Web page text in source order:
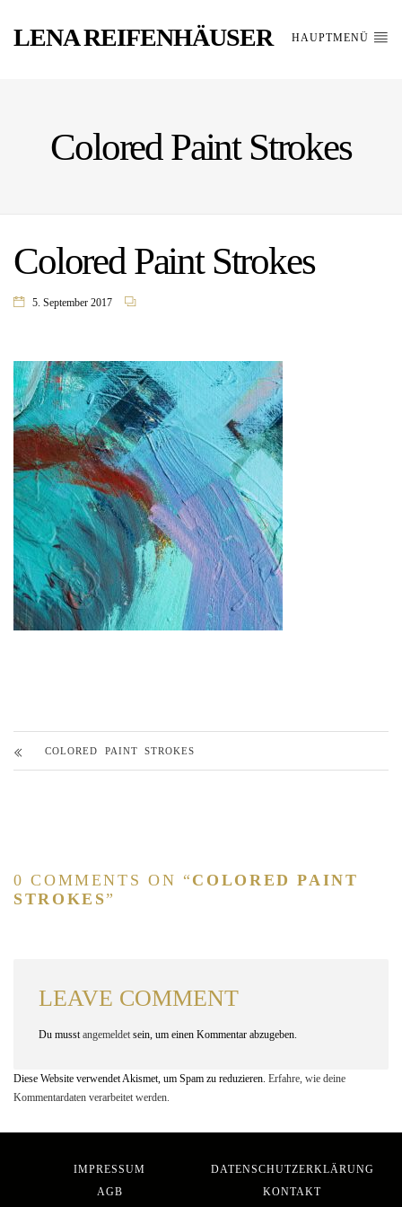
LENA REIFENHÄUSER HAUPTMENÜ
Colored Paint Strokes
Colored Paint Strokes
5. September 2017
COLORED PAINT STROKES
0 COMMENTS ON “COLORED PAINT
STROKES”
LEAVE COMMENT
Du musstangemeldet sein, um einen Kommentar abzugeben.
Diese Website verwendet Akismet, um Spam zu reduzieren. Erfahre, wie deine
Kommentardaten verarbeitet werden.
IMPRESSUM
DATENSCHUTZERKLÄRUNG
AGB
KONTAKT